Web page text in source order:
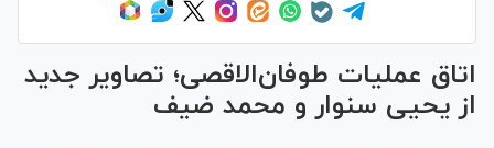
اتاق عملیات طوفان‌الاقصی؛ تصاویر جدید
از یحیی سنوار و محمد ضیف